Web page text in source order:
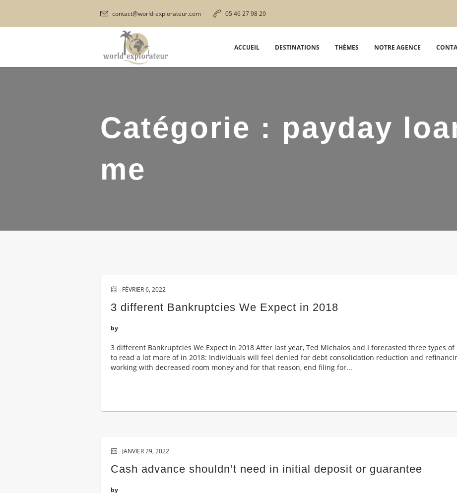
contact@world-explorateur.com 05 46 27 98 29
ACCUEIL DESTINATIONS THÈMES NOTRE AGENCE
Catégorie : payday
me
FÉVRIER 6, 2022
3 different Bankruptcies We Expect in 2018
by
3 different Bankruptcies We Expect in 2018 After last year, Ted Michalos and I forecasted three types
to read a lot more of in 2018: Individuals will feel denied for debt consolidation reduction and
working with decreased room money and for that reason, end filing for...
JANVIER 29, 2022
Cash advance shouldn’t need in initial deposit or guarantee
by